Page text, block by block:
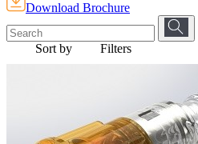
Download Brochure
Sort by Filters